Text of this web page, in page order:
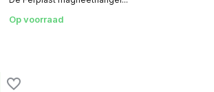
Op voorraad